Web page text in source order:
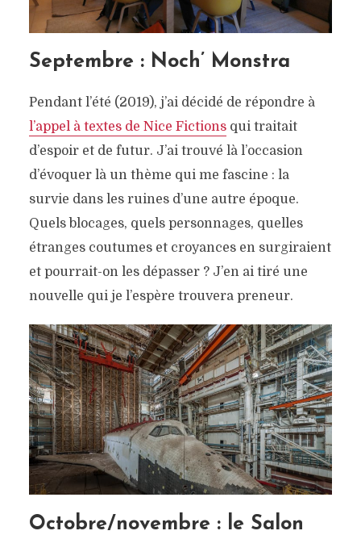
Septembre : Noch’ Monstra
Pendant l’été (2019), j’ai décidé de répondre à
l’appel à textes de Nice Fictionsqui traitait
d’espoir et de futur. J’ai trouvé là l’occasion
d’évoquer là un thème qui me fascine : la
survie dans les ruines d’une autre époque.
Quels blocages, quels personnages, quelles
étranges coutumes et croyances en surgiraient
et pourrait-on les dépasser ? J’en ai tiré une
nouvelle qui je l’espère trouvera preneur.
Octobre/novembre : le Salon